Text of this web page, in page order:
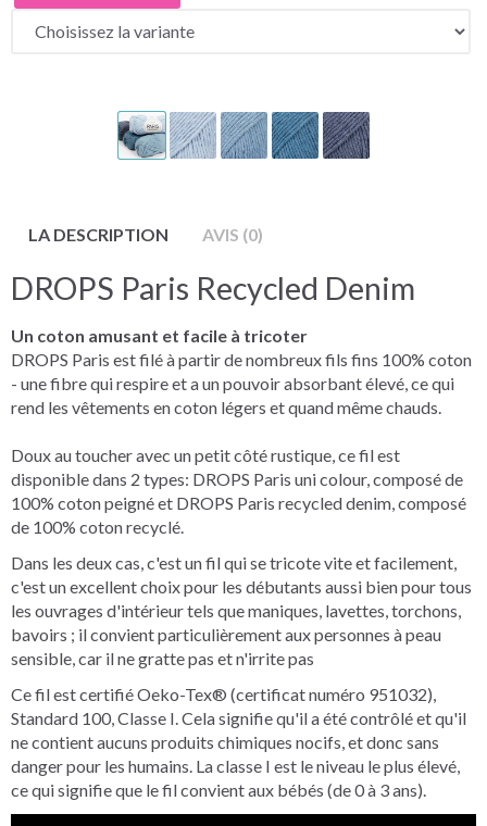
LA DESCRIPTION AVIS (0)
DROPS Paris Recycled Denim
Un coton amusant et facile à tricoter
DROPS Paris est filé à partir de nombreux fils fins 100% coton
- une fibre qui respire et a un pouvoir absorbant élevé, ce qui
rend les vêtements en coton légers et quand même chauds.
Doux au toucher avec un petit côté rustique, ce fil est
disponible dans 2 types: DROPS Paris uni colour, composé de
100% coton peigné et DROPS Paris recycled denim, composé
de 100% coton recyclé.
Dans les deux cas, c'est un fil qui se tricote vite et facilement,
c'est un excellent choix pour les débutants aussi bien pour tous
les ouvrages d'intérieur tels que maniques, lavettes, torchons,
bavoirs ; il convient particulièrement aux personnes à peau
sensible, car il ne gratte pas et n'irrite pas
Ce fil est certifié Oeko-Tex® (certificat numéro 951032),
Standard 100, Classe I. Cela signifie qu'il a été contrôlé et qu'il
ne contient aucuns produits chimiques nocifs, et donc sans
danger pour les humains. La classe I est le niveau le plus élevé,
ce qui signifie que le fil convient aux bébés (de 0 à 3 ans).